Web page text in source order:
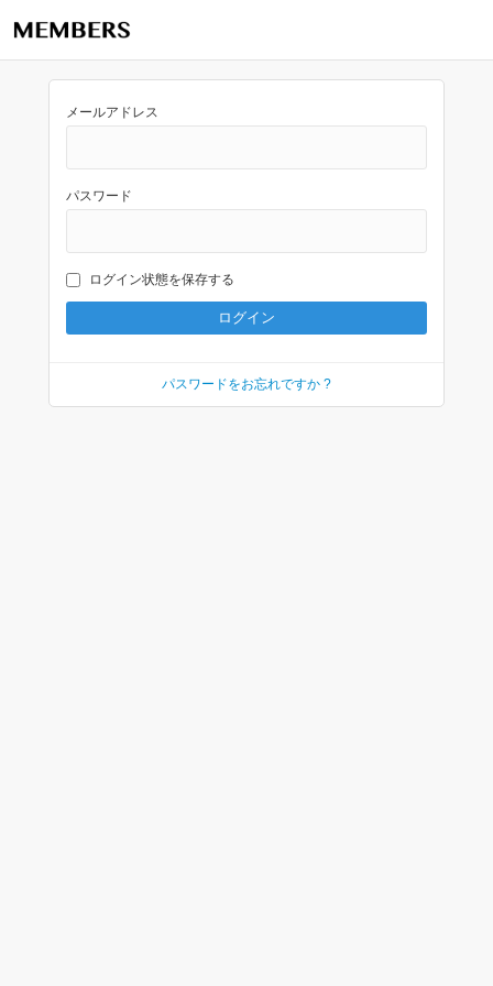
メールアドレス
パスワード
ログイン状態を保存する
パスワードをお忘れですか ?